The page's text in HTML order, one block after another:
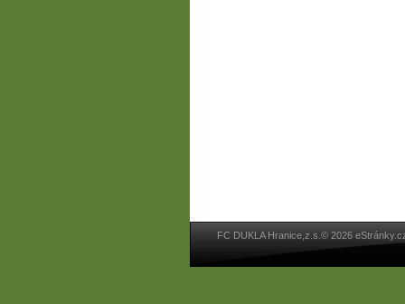
FC DUKLA Hranice,z.s.© 2026